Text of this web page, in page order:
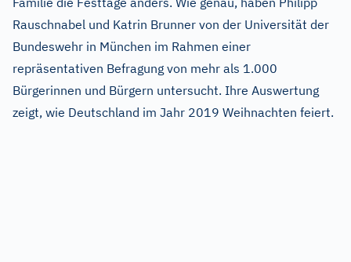
Rauschnabel und Katrin Brunner von der Universität der
Bundeswehr in München im Rahmen einer
repräsentativen Befragung von mehr als 1.000
Bürgerinnen und Bürgern untersucht. Ihre Auswertung
zeigt, wie Deutschland im Jahr 2019 Weihnachten feiert.